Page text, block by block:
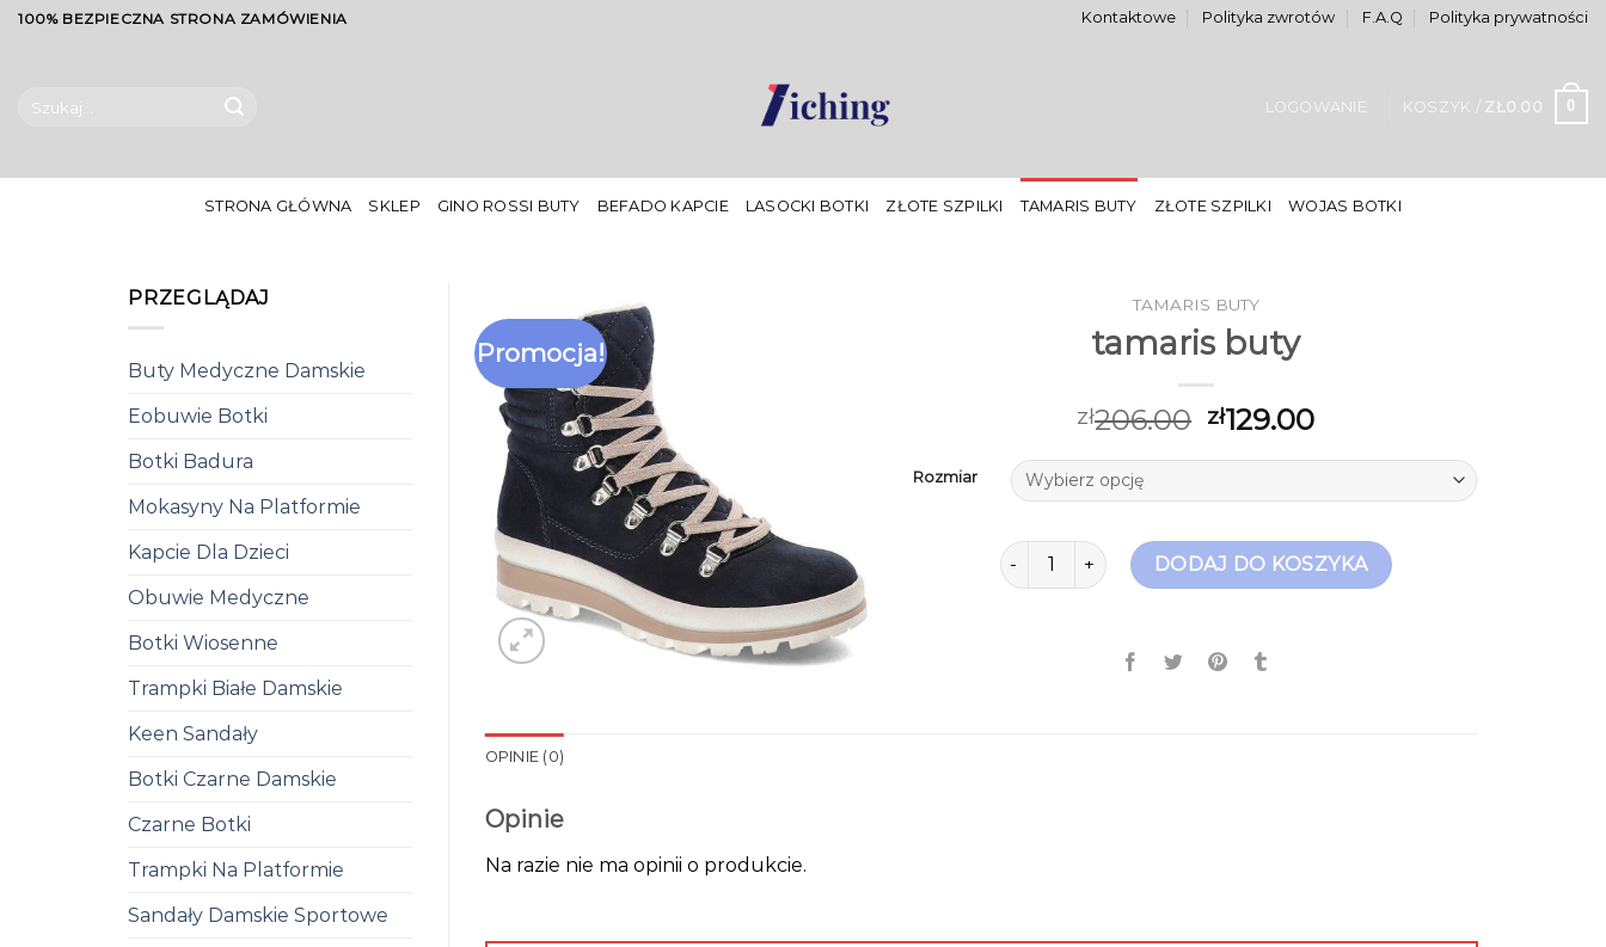
Skip100% BEZPIECZNA STRONA ZAMÓWIENIA Kontaktowe Polityka zwrotów F.A.Q Polityka prywatności
LOGOWANIE KOSZYK / ZŁ 0.00 0
STRONA GŁÓWNA SKLEP GINO ROSSI BUTY BEFADO KAPCIE LASOCKI BOTKI ZŁOTE SZPILKI TAMARIS BUTY ZŁOTE SZPILKI WOJAS BOTKI
PRZEGLĄDAJ
Buty Medyczne Damskie
Eobuwie Botki
Botki Badura
Mokasyny Na Platformie
Kapcie Dla Dzieci
Obuwie Medyczne
Botki Wiosenne
Trampki Białe Damskie
Keen Sandały
Botki Czarne Damskie
Czarne Botki
Trampki Na Platformie
Sandały Damskie Sportowe
Promocja!
TAMARIS BUTY
tamaris buty
zł206.00 zł129.00
Rozmiar
ilość tamaris buty DODAJ DO KOSZYKA
OPINIE (0)
Opinie
Na razie nie ma opinii o produkcie.